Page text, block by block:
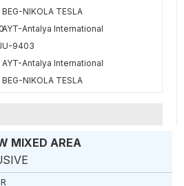
BEG-NIKOLA TESLA
AYT-Antalya International
9403
AYT-Antalya International
BEG-NIKOLA TESLA
MIXED AREA